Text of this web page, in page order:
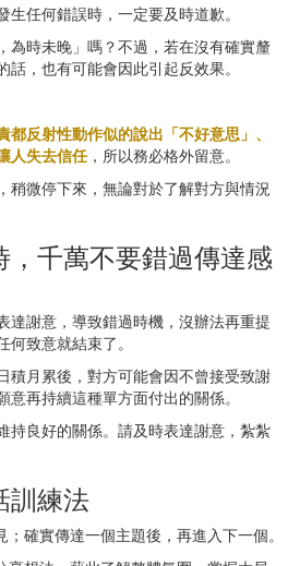
任何錯誤時，一定要及時道歉。
為時未晚」嗎？不過，若在沒有確實釐
，也有可能會因此引起反效果。
都反射性動作似的說出「不好意思」、
人失去信任，所以務必格外留意。
稍微停下來，無論對於了解對方與情況
，千萬不要錯過傳達感
達謝意，導致錯過時機，沒辦法再重提
致意就結束了。
積月累後，對方可能會因不曾接受致謝
再持續這種單方面付出的關係。
持良好的關係。請及時表達謝意，紮紮
訓練法
確實傳達一個主題後，再進入下一個。